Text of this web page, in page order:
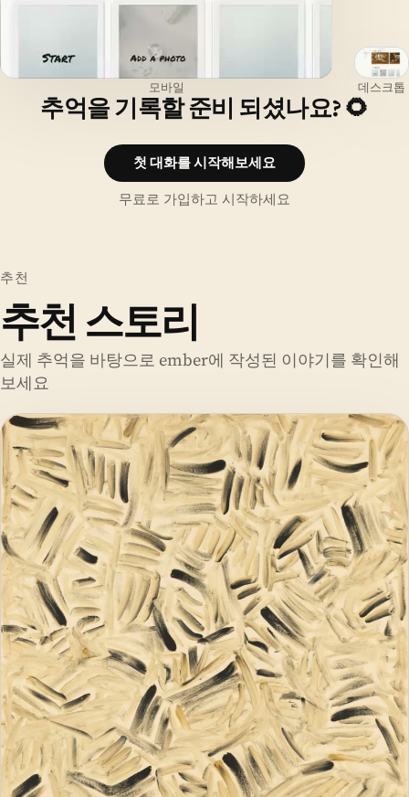
모바일 데스크톱
추억을 기록할 준비 되셨나요? 🌻
첫 대화를 시작해보세요
무료로 가입하고 시작하세요
추천
추천 스토리
실제 추억을 바탕으로 ember에 작성된 이야기를 확인해
보세요